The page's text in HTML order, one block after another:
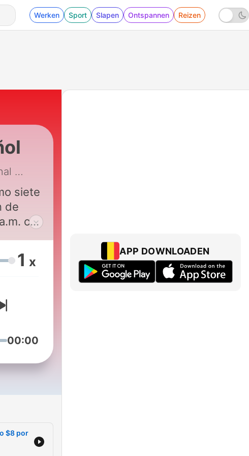
Werken Sport Slapen Ontspannen Reizen
|
siete
de
con
más
la
1 x
00:00
$8 por
APP DOWNLOADEN